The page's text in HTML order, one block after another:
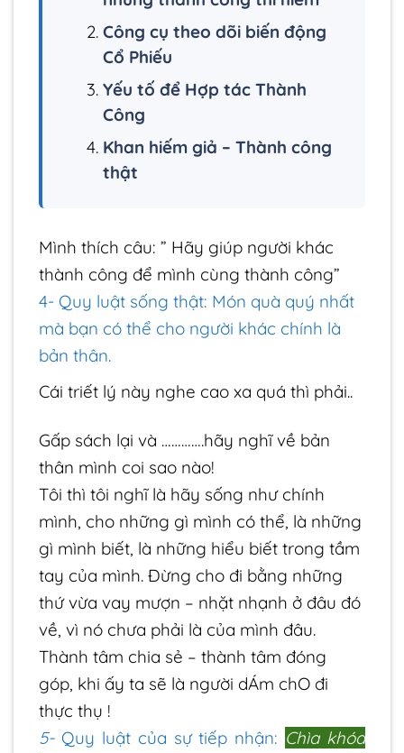
Công cụ theo dõi biến động
Cổ Phiếu
Yếu tố để Hợp tác Thành
Công
Khan hiếm giả – Thành công
thật
Mình thích câu: ” Hãy giúp người khác
thành công để mình cùng thành công”
4- Quy luật sống thật: Món quà quý nhất
mà bạn có thể cho người khác chính là
bản thân.
Cái triết lý này nghe cao xa quá thì phải..
Gấp sách lại và ………….hãy nghĩ về bản
thân mình coi sao nào!
Tôi thì tôi nghĩ là hãy sống như chính
mình, cho những gì mình có thể, là những
gì mình biết, là những hiểu biết trong tầm
tay của mình. Đừng cho đi bằng những
thứ vừa vay mượn – nhặt nhạnh ở đâu đó
về, vì nó chưa phải là của mình đâu.
Thành tâm chia sẻ – thành tâm đóng
góp, khi ấy ta sẽ là người dÁm chO đi
thực thụ !
5- Quy luật của sự tiếp nhận: Chìa khóa